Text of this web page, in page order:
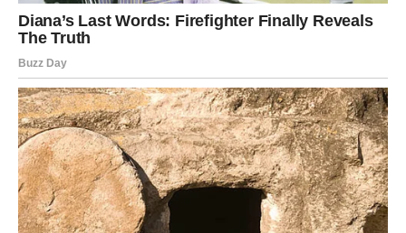
Duško se suočavao s vlastitim emocijama, bolom i tugom.
Njegov put ka oporavku uključivao je rad na sebi, introspekciju
i ponovo otkrivanje svojih strasti koje su se godinama
zanemarivale.
Na kraju, iako su njihovi putevi postali odvojeni, oboje su
shvatili da život nosi nove prilike. Nika je pronašla ljubav koja
ju ispunjava, dok je Duško učio da gubitak može biti početak
nečeg novog. Ova priča o Niki i Dušku je snažna lekcija o
ljudskoj prirodi i snazi koja dolazi sa suočavanjem sa vlastitim